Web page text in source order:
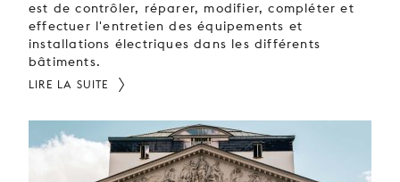
est de contrôler, réparer, modifier, compléter et
effectuer l'entretien des équipements et
installations électriques dans les différents
bâtiments.
LIRE LA SUITE